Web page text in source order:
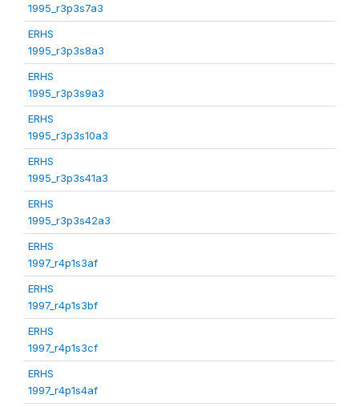
1995_r3p3s7a3
ERHS
1995_r3p3s8a3
ERHS
1995_r3p3s9a3
ERHS
1995_r3p3s10a3
ERHS
1995_r3p3s41a3
ERHS
1995_r3p3s42a3
ERHS
1997_r4p1s3af
ERHS
1997_r4p1s3bf
ERHS
1997_r4p1s3cf
ERHS
1997_r4p1s4af